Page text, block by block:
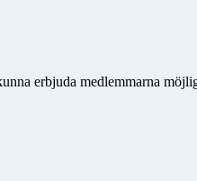
erbjuda medlemmarna